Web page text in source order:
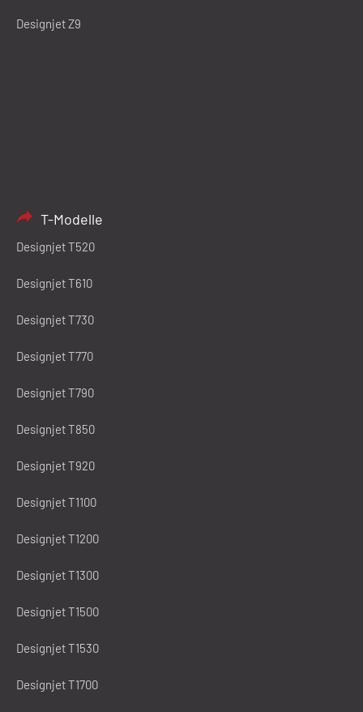
Designjet Z9
T-Modelle
Designjet T520
Designjet T610
Designjet T730
Designjet T770
Designjet T790
Designjet T850
Designjet T920
Designjet T1100
Designjet T1200
Designjet T1300
Designjet T1500
Designjet T1530
Designjet T1700